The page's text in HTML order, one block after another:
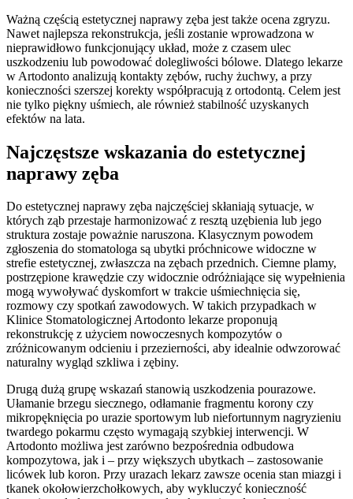
Ważną częścią estetycznej naprawy zęba jest także ocena zgryzu.
Nawet najlepsza rekonstrukcja, jeśli zostanie wprowadzona w
nieprawidłowo funkcjonujący układ, może z czasem ulec
uszkodzeniu lub powodować dolegliwości bólowe. Dlatego lekarze
w Artodonto analizują kontakty zębów, ruchy żuchwy, a przy
konieczności szerszej korekty współpracują z ortodontą. Celem jest
nie tylko piękny uśmiech, ale również stabilność uzyskanych
efektów na lata.
Najczęstsze wskazania do estetycznej
naprawy zęba
Do estetycznej naprawy zęba najczęściej skłaniają sytuacje, w
których ząb przestaje harmonizować z resztą uzębienia lub jego
struktura zostaje poważnie naruszona. Klasycznym powodem
zgłoszenia do stomatologa są ubytki próchnicowe widoczne w
strefie estetycznej, zwłaszcza na zębach przednich. Ciemne plamy,
postrzępione krawędzie czy widocznie odróżniające się wypełnienia
mogą wywoływać dyskomfort w trakcie uśmiechnięcia się,
rozmowy czy spotkań zawodowych. W takich przypadkach w
Klinice Stomatologicznej Artodonto lekarze proponują
rekonstrukcję z użyciem nowoczesnych kompozytów o
zróżnicowanym odcieniu i przezierności, aby idealnie odwzorować
naturalny wygląd szkliwa i zębiny.
Drugą dużą grupę wskazań stanowią uszkodzenia pourazowe.
Ułamanie brzegu siecznego, odłamanie fragmentu korony czy
mikropęknięcia po urazie sportowym lub niefortunnym nagryzieniu
twardego pokarmu często wymagają szybkiej interwencji. W
Artodonto możliwa jest zarówno bezpośrednia odbudowa
kompozytowa, jak i – przy większych ubytkach – zastosowanie
licówek lub koron. Przy urazach lekarz zawsze ocenia stan miazgi i
tkanek okołowierzchołkowych, aby wykluczyć konieczność